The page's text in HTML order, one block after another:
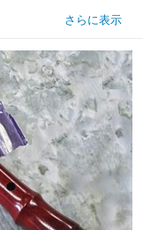
さらに表示